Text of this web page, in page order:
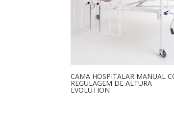
CAMA HOSPITALAR MANUAL
REGULAGEM DE ALTURA
EVOLUTION